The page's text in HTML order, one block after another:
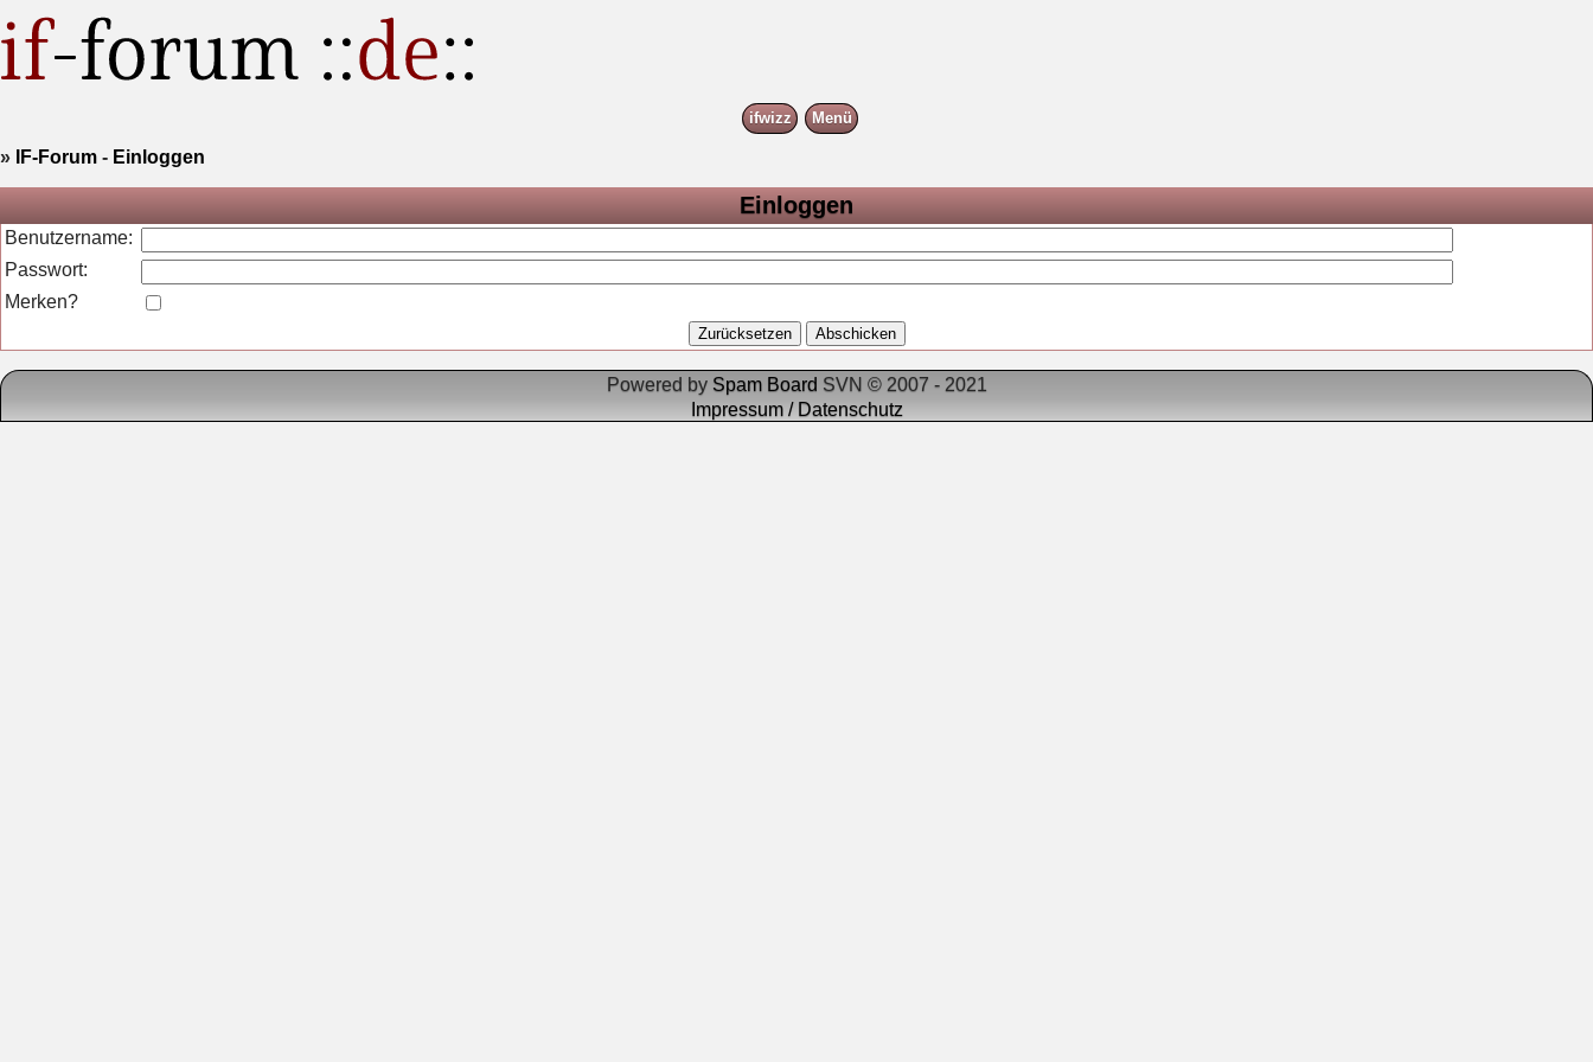
ifwizz Menü
» IF-Forum - Einloggen
Einloggen
Benutzername:
Passwort:
Merken?
Powered by Spam Board SVN © 2007 - 2021
Impressum / Datenschutz